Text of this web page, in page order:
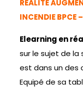
RÉALITÉ
INCENDIE BPCE
Elearning en
sur le sujet de la
est dans un des
Equipé de sa